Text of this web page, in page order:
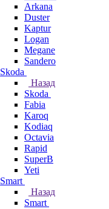
Arkana
Duster
Kaptur
Logan
Megane
Sandero
Skoda
Назад
Skoda
Fabia
Karoq
Kodiaq
Octavia
Rapid
SuperB
Yeti
Smart
Назад
Smart